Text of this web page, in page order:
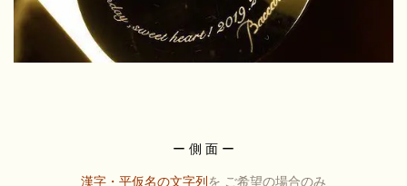
ー 側 面 ー
漢字・平仮名の文字列 を ご希望の場合のみ